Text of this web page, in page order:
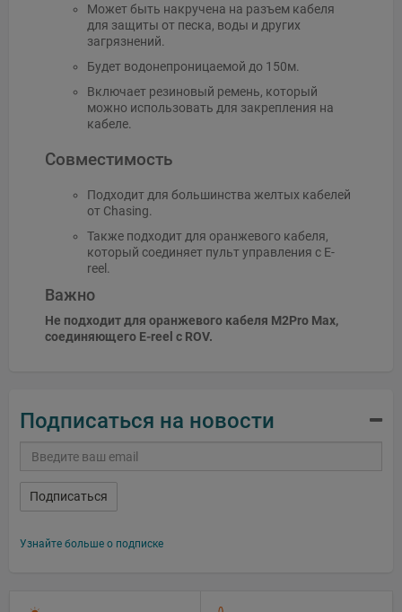
Может быть накручена на разъем кабеля
для защиты от песка, воды и других
загрязнений.
Будет водонепроницаемой до 150м.
Включает резиновый ремень, который
можно использовать для закрепления на
кабеле.
Совместимость
Подходит для большинства желтых кабелей
от Chasing.
Также подходит для оранжевого кабеля,
который соединяет пульт управления с E-
reel.
Важно
Не подходит для оранжевого кабеля M2Pro Max,
соединяющего E-reel с ROV.
Подписаться на новости
Подписаться
Узнайте больше о подписке